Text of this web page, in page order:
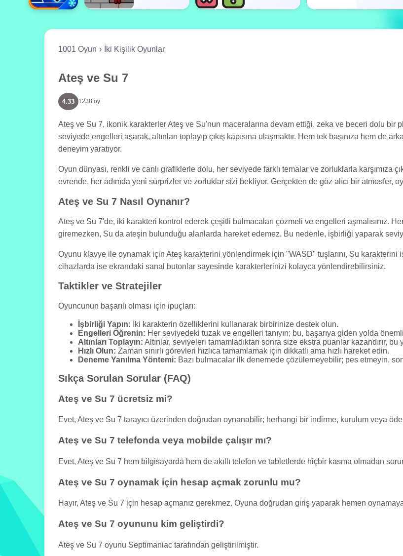
1001 Oyun İki Kişilik Oyunlar
Ateş ve Su 7
4.33 1238 oy
Ateş ve Su 7, ikonik karakterler Ateş ve Su'nun maceralarına devam ettiği, zeka ve beceri dolu bir
seviyede engelleri aşarak, altınları toplayıp çıkış kapısına ulaşmaktır. Hem tek başınıza hem de
deneyim yaratıyor.
Oyun dünyası, renkli ve canlı grafiklerle dolu, her seviyede farklı temalar ve zorluklarla karşımıza
evrende, her adımda yeni sürprizler ve zorluklar sizi bekliyor. Gerçekten de göz alıcı bir atmosfer,
Ateş ve Su 7 Nasıl Oynanır?
Ateş ve Su 7'de, iki karakteri kontrol ederek çeşitli bulmacaları çözmeli ve engelleri aşmalısınız.
giremezken, Su da ateşin bulunduğu alanlarda hareket edemez. Bu nedenle, işbirliği yaparak
Oyunu klavye ile oynamak için Ateş karakterini yönlendirmek için "WASD" tuşlarını, Su karakterini
cihazlarda ise ekrandaki sanal butonlar sayesinde karakterlerinizi kolayca yönlendirebilirsiniz.
Taktikler ve Stratejiler
Oyuncunun başarılı olması için ipuçları:
İşbirliği Yapın: İki karakterin özelliklerini kullanarak birbirinize destek olun.
Engelleri Öğrenin: Her seviyedeki tuzak ve engelleri tanıyın; bu, başarıya giden yolda
Altınları Toplayın: Altınlar, seviyeleri tamamladıktan sonra size ekstra puanlar kazandırır,
Hızlı Olun: Zaman sınırlı görevleri hızlıca tamamlamak için dikkatli ama hızlı hareket edin.
Deneme Yanılma Yöntemi: Bazı bulmacalar ilk denemede çözülemeyebilir; pes etmeyin,
Sıkça Sorulan Sorular (FAQ)
Ateş ve Su 7 ücretsiz mi?
Evet, Ateş ve Su 7 tarayıcı üzerinden doğrudan oynanabilir; herhangi bir indirme, kurulum veya
Ateş ve Su 7 telefonda veya mobilde çalışır mı?
Evet, Ateş ve Su 7 hem bilgisayarda hem de akıllı telefon ve tabletlerde hiçbir kasma olmadan
Ateş ve Su 7 oynamak için hesap açmak zorunlu mu?
Hayır, Ateş ve Su 7 için hesap açmanız gerekmez. Oyuna doğrudan giriş yaparak hemen
Ateş ve Su 7 oyununu kim geliştirdi?
Ateş ve Su 7 oyunu Septimaniac tarafından geliştirilmiştir.